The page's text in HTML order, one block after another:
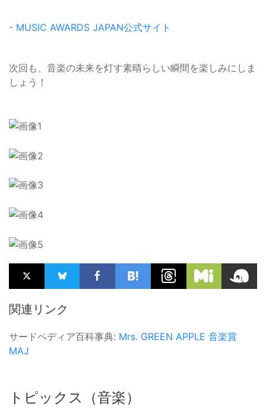
- MUSIC AWARDS JAPAN公式サイト
次回も、音楽の未来を灯す素晴らしい瞬間を楽しみにしま
しょう！
関連リンク
サードペディア百科事典: Mrs. GREEN APPLE 音楽賞
MAJ
トピックス（音楽）